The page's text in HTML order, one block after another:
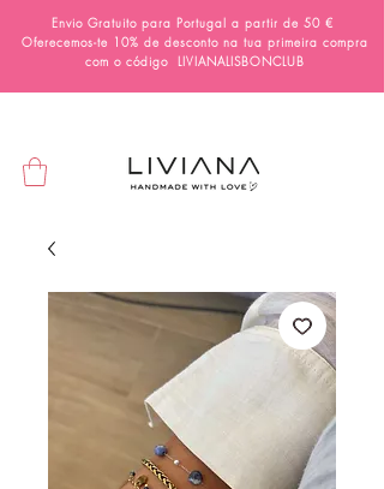
Envio Gratuito para Portugal a partir de 50 €
Oferecemos-te 10% de desconto na tua primeira compra
com o código
LIVIANALISBONCLUB